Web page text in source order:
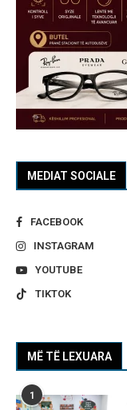
MEDIAT SOCIALE
FACEBOOK
INSTAGRAM
YOUTUBE
TIKTOK
MË TË LEXUARA
1